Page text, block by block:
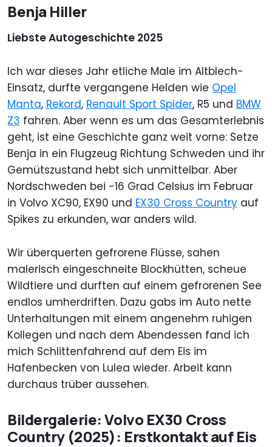
Benja Hiller
Liebste Autogeschichte 2025
Ich war dieses Jahr etliche Male im Altblech-
Einsatz, durfte vergangene Helden wie Opel
Manta, Rekord, Renault Sport Spider, R5 und BMW
Z3 fahren. Aber wenn es um das Gesamterlebnis
geht, ist eine Geschichte ganz weit vorne: Setze
Benja in ein Flugzeug Richtung Schweden und ihr
Gemütszustand hebt sich unmittelbar. Aber
Nordschweden bei -16 Grad Celsius im Februar
in Volvo XC90, EX90 und EX30 Cross Country auf
Spikes zu erkunden, war anders wild.
Wir überquerten gefrorene Flüsse, sahen
malerisch eingeschneite Blockhütten, scheue
Wildtiere und durften auf einem gefrorenen See
endlos umherdriften. Dazu gabs im Auto nette
Unterhaltungen mit einem angenehm ruhigen
Kollegen und nach dem Abendessen fand ich
mich Schlittenfahrend auf dem Eis im
Hafenbecken von Lulea wieder. Arbeit kann
durchaus trüber aussehen.
Bildergalerie: Volvo EX30 Cross
Country (2025): Erstkontakt auf Eis